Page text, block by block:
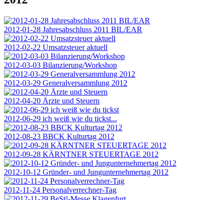
2012-01-28 Jahresabschluss 2011 BIL/EAR
2012-02-22 Umsatzsteuer aktuell
2012-03-03 Bilanzierung/Workshop
2012-03-29 Generalversammlung 2012
2012-04-20 Ärzte und Steuern
2012-06-29 ich weiß wie du tickst...
2012-08-23 BBCK Kulturtag 2012
2012-09-28 KÄRNTNER STEUERTAGE 2012
2012-10-12 Gründer- und Jungunternehmertag 2012
2012-11-24 Personalverrechner-Tag